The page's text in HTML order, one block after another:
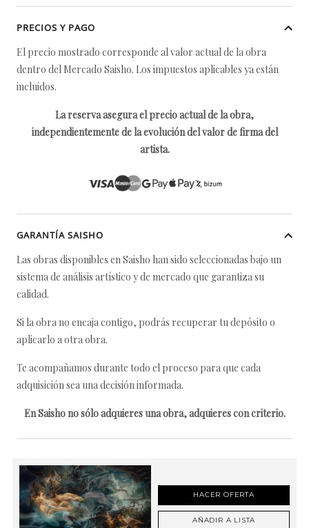
PRECIOS Y PAGO
El precio mostrado corresponde al valor actual de la obra
dentro del Mercado Saisho. Los impuestos aplicables ya están
incluidos.
La reserva asegura el precio actual de la obra,
independientemente de la evolución del valor de firma del
artista.
GARANTÍA SAISHO
Las obras disponibles en Saisho han sido seleccionadas bajo un
sistema de análisis artístico y de mercado que garantiza su
calidad.
Si la obra no encaja contigo, podrás recuperar tu depósito o
aplicarlo a otra obra.
Te acompañamos durante todo el proceso para que cada
adquisición sea una decisión informada.
En Saisho no sólo adquieres una obra, adquieres con criterio.
HACER OFERTA
AÑADIR A LISTA